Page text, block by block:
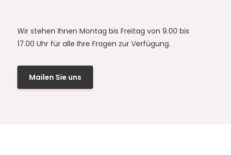
Wir stehen Ihnen Montag bis Freitag von 9.00 bis
17.00 Uhr für alle Ihre Fragen zur Verfügung.
Mailen Sie uns